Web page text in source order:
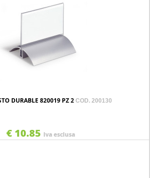
DURABLE 820019 PZ 2 COD. 200130
€ 10.85 Iva esclusa